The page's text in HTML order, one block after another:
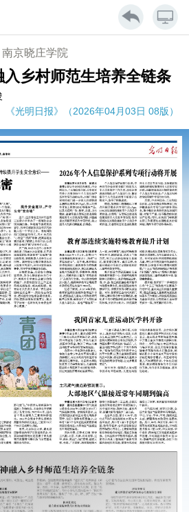
南京晓庄学院
乡村师范生培养全链条
《光明日报》（2026年04月03日 08版）